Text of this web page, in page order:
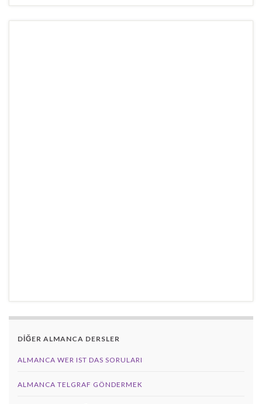
DİĞER ALMANCA DERSLER
ALMANCA WER IST DAS SORULARI
ALMANCA TELGRAF GÖNDERMEK